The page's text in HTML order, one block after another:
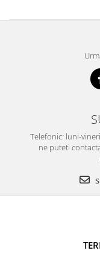
Telefonic: luni-
ne puteti